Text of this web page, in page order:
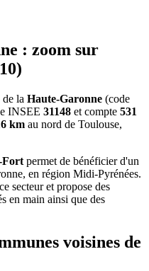
: zoom sur
de la Haute-Garonne (code
INSEE 31148 et compte 531
km au nord de Toulouse,
Fort permet de bénéficier d'un
en région Midi-Pyrénées.
secteur et propose des
en main ainsi que des
voisines de